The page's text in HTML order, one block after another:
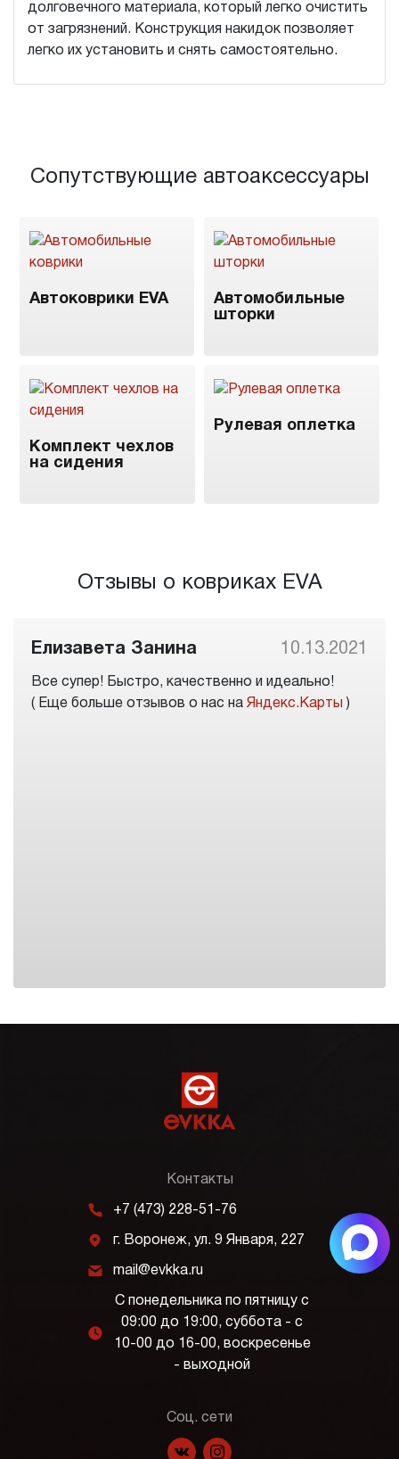
долговечного материала, который легко очистить
от загрязнений. Конструкция накидок позволяет
легко их установить и снять самостоятельно.
Сопутствующие автоаксессуары
Автоковрики EVA
Автомобильные
шторки
Комплект чехлов
на сидения
Рулевая оплетка
Отзывы о ковриках EVA
Елизавета Занина 10.13.2021
Все супер! Быстро, качественно и идеально!
( Еще больше отзывов о нас на Яндекс.Карты )
Контакты
m +7 (473) 228-51-76
j г. Воронеж, ул. 9 Января, 227
k mail@evkka.ru
l
С понедельника по пятницу с
09:00 до 19:00, суббота - с
10-00 до 16-00, воскресенье
- выходной
Соц. сети
f p